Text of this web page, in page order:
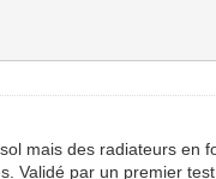
mais des radiateurs en
Validé par un premier